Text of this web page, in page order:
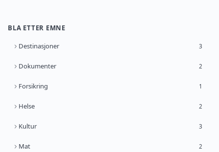
BLA ETTER EMNE
Destinasjoner 3
Dokumenter 2
Forsikring 1
Helse 2
Kultur 3
Mat 2